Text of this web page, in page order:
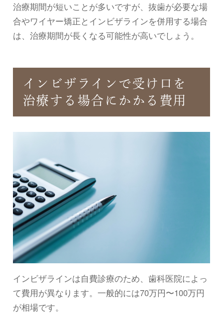
治療期間が短いことが多いですが、抜歯が必要な場
合やワイヤー矯正とインビザラインを併用する場合
は、治療期間が長くなる可能性が高いでしょう。
インビザラインで受け口を
治療する場合にかかる費用
インビザラインは自費診療のため、歯科医院によっ
て費用が異なります。一般的には70万円〜100万円
が相場です。